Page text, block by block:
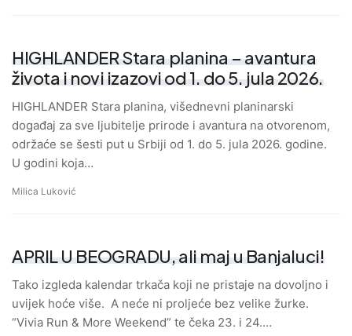
HIGHLANDER Stara planina – avantura
života i novi izazovi od 1. do 5. jula 2026.
HIGHLANDER Stara planina, višednevni planinarski
događaj za sve ljubitelje prirode i avantura na otvorenom,
održaće se šesti put u Srbiji od 1. do 5. jula 2026. godine.
U godini koja…
Milica Luković
APRIL U BEOGRADU, ali maj u Banjaluci!
Tako izgleda kalendar trkača koji ne pristaje na dovoljno i
uvijek hoće više. A neće ni proljeće bez velike žurke.
“Vivia Run & More Weekend” te čeka 23. i 24.…